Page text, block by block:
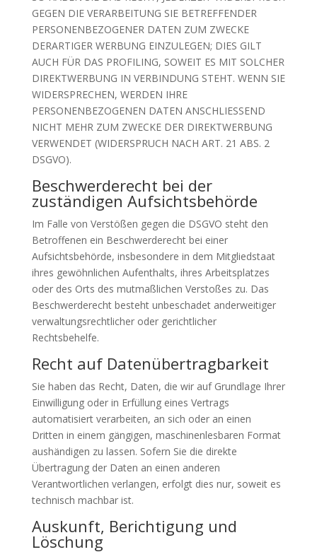
GEGEN DIE VERARBEITUNG SIE BETREFFENDER
PERSONENBEZOGENER DATEN ZUM ZWECKE
DERARTIGER WERBUNG EINZULEGEN; DIES GILT
AUCH FÜR DAS PROFILING, SOWEIT ES MIT SOLCHER
DIREKTWERBUNG IN VERBINDUNG STEHT. WENN SIE
WIDERSPRECHEN, WERDEN IHRE
PERSONENBEZOGENEN DATEN ANSCHLIESSEND
NICHT MEHR ZUM ZWECKE DER DIREKTWERBUNG
VERWENDET (WIDERSPRUCH NACH ART. 21 ABS. 2
DSGVO).
Beschwerde­recht bei der
zuständigen Aufsichts­behörde
Im Falle von Verstößen gegen die DSGVO steht den
Betroffenen ein Beschwerderecht bei einer
Aufsichtsbehörde, insbesondere in dem Mitgliedstaat
ihres gewöhnlichen Aufenthalts, ihres Arbeitsplatzes
oder des Orts des mutmaßlichen Verstoßes zu. Das
Beschwerderecht besteht unbeschadet anderweitiger
verwaltungsrechtlicher oder gerichtlicher
Rechtsbehelfe.
Recht auf Daten­übertrag­barkeit
Sie haben das Recht, Daten, die wir auf Grundlage Ihrer
Einwilligung oder in Erfüllung eines Vertrags
automatisiert verarbeiten, an sich oder an einen
Dritten in einem gängigen, maschinenlesbaren Format
aushändigen zu lassen. Sofern Sie die direkte
Übertragung der Daten an einen anderen
Verantwortlichen verlangen, erfolgt dies nur, soweit es
technisch machbar ist.
Auskunft, Berichtigung und
Löschung